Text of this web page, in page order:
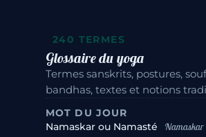
240 TERMES
Glossaire du yoga
Termes sanskrits, postures,
bandhas, textes et notions
MOT DU JOUR
Namaskar ou Namasté
Namaskar